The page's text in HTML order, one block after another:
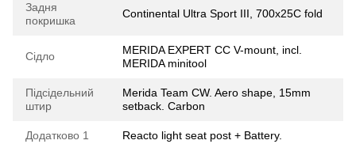
Задня
покришка
Continental Ultra Sport III, 700x25C fold
Сідло
MERIDA EXPERT CC V-mount, incl.
MERIDA minitool
Підсідельний
штир
Merida Team CW. Aero shape, 15mm
setback. Carbon
Додатково 1 Reacto light seat post + Battery.